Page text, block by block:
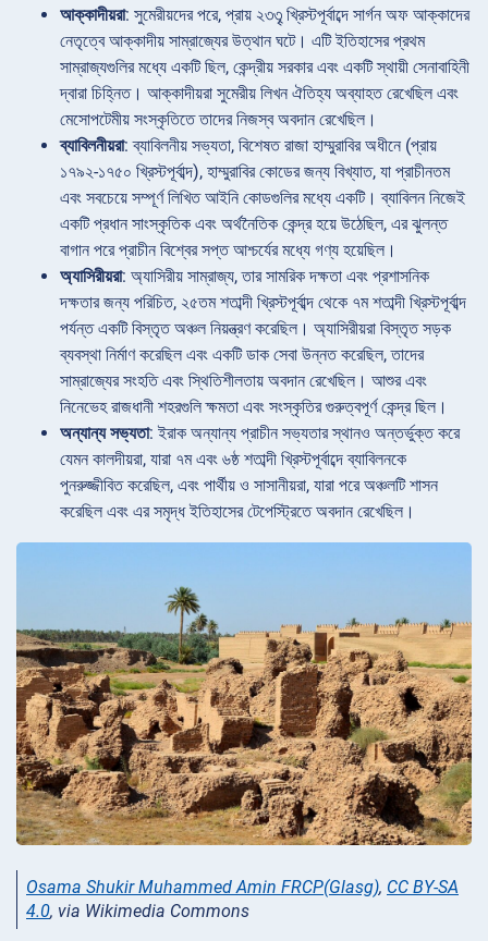
আক্কাদীয়রা: সুমেরীয়দের পরে, প্রায় ২৩৩ৄ খ্রিস্টপূর্বাব্দে সার্গন অফ আক্কাদের
নেতৃত্বে আক্কাদীয় সাম্রাজ্যের উত্থান ঘটে। এটি ইতিহাসের প্রথম
সাম্রাজ্যগুলির মধ্যে একটি ছিল, কেন্দ্রীয় সরকার এবং একটি স্থায়ী সেনাবাহিনী
দ্বারা চিহ্নিত। আক্কাদীয়রা সুমেরীয় লিখন ঐতিহ্য অব্যাহত রেখেছিল এবং
মেসোপটেমীয় সংস্কৃতিতে তাদের নিজস্ব অবদান রেখেছিল।
ব্যাবিলনীয়রা: ব্যাবিলনীয় সভ্যতা, বিশেষত রাজা হাম্মুরাবির অধীনে (প্রায়
১৭৯২-১৭৫০ খ্রিস্টপূর্বাব্দ), হাম্মুরাবির কোডের জন্য বিখ্যাত, যা প্রাচীনতম
এবং সবচেয়ে সম্পূর্ণ লিখিত আইনি কোডগুলির মধ্যে একটি। ব্যাবিলন নিজেই
একটি প্রধান সাংস্কৃতিক এবং অর্থনৈতিক কেন্দ্র হয়ে উঠেছিল, এর ঝুলন্ত
বাগান পরে প্রাচীন বিশ্বের সপ্ত আশ্চর্যের মধ্যে গণ্য হয়েছিল।
অ্যাসিরীয়রা: অ্যাসিরীয় সাম্রাজ্য, তার সামরিক দক্ষতা এবং প্রশাসনিক
দক্ষতার জন্য পরিচিত, ২৫তম শতাব্দী খ্রিস্টপূর্বাব্দ থেকে ৭ম শতাব্দী খ্রিস্টপূর্বাব্দ
পর্যন্ত একটি বিস্তৃত অঞ্চল নিয়ন্ত্রণ করেছিল। অ্যাসিরীয়রা বিস্তৃত সড়ক
ব্যবস্থা নির্মাণ করেছিল এবং একটি ডাক সেবা উন্নত করেছিল, তাদের
সাম্রাজ্যের সংহতি এবং স্থিতিশীলতায় অবদান রেখেছিল। আশুর এবং
নিনেভেহ রাজধানী শহরগুলি ক্ষমতা এবং সংস্কৃতির গুরুত্বপূর্ণ কেন্দ্র ছিল।
অন্যান্য সভ্যতা: ইরাক অন্যান্য প্রাচীন সভ্যতার স্থানও অন্তর্ভুক্ত করে
যেমন কালদীয়রা, যারা ৭ম এবং ৬ষ্ঠ শতাব্দী খ্রিস্টপূর্বাব্দে ব্যাবিলনকে
পুনরুজ্জীবিত করেছিল, এবং পার্থীয় ও সাসানীয়রা, যারা পরে অঞ্চলটি শাসন
করেছিল এবং এর সমৃদ্ধ ইতিহাসের টেপেস্ট্রিতে অবদান রেখেছিল।
Osama Shukir Muhammed Amin FRCP(Glasg), CC BY-SA
4.0, via Wikimedia Commons